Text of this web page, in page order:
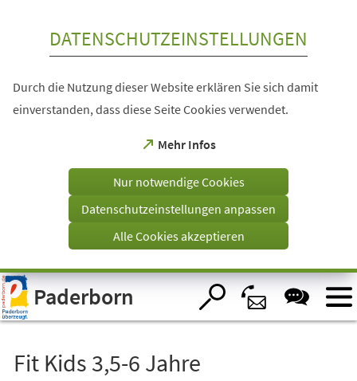
Visuelle
Assistenzsoftware
öffnen.
DATENSCHUTZEINSTELLUNGEN
Durch die Nutzung dieser Website erklären Sie sich damit
einverstanden, dass diese Seite Cookies verwendet.
Mehr Infos
(Öffnet
einem
Tab)
Nur notwendige Cookies
Datenschutzeinstellungen anpassen
Alle Cookies akzeptieren
Paderborn
Fit Kids 3,5-6 Jahre